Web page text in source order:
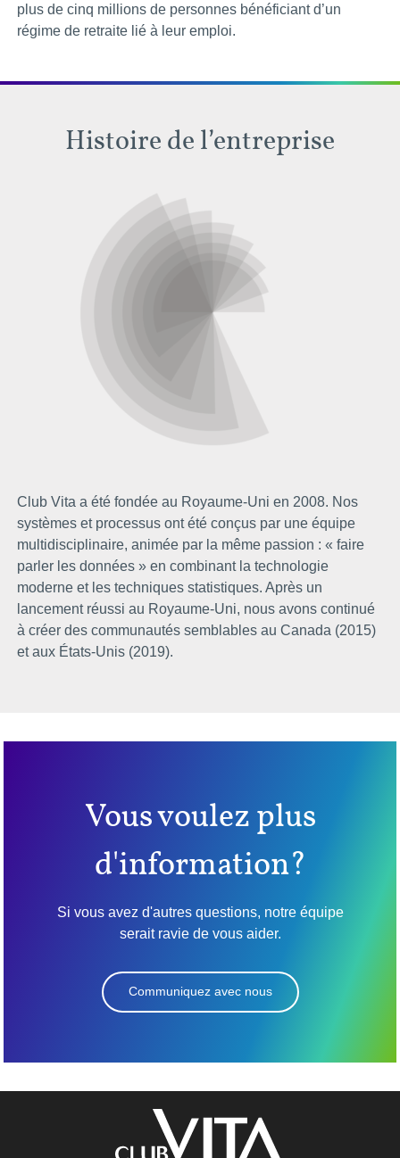
plus de cinq millions de personnes bénéficiant d’un
régime de retraite lié à leur emploi.
Histoire de l’entreprise
Club Vita a été fondée au Royaume-Uni en 2008. Nos
systèmes et processus ont été conçus par une équipe
multidisciplinaire, animée par la même passion : « faire
parler les données » en combinant la technologie
moderne et les techniques statistiques. Après un
lancement réussi au Royaume-Uni, nous avons continué
à créer des communautés semblables au Canada (2015)
et aux États-Unis (2019).
Vous voulez plus
d'information?
Si vous avez d'autres questions, notre équipe
serait ravie de vous aider.
Communiquez avec nous